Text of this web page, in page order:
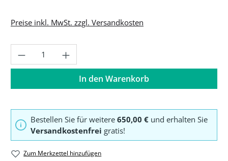
Preise inkl. MwSt. zzgl. Versandkosten
Produkt Anzahl: Gib den gewünschten
In den Warenkorb
Bestellen Sie für weitere 650,00 € und erhalten Sie
Versandkostenfrei gratis!
Zum Merkzettel hinzufügen